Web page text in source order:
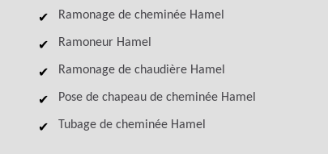
Ramonage de cheminée Hamel
Ramoneur Hamel
Ramonage de chaudière Hamel
Pose de chapeau de cheminée Hamel
Tubage de cheminée Hamel